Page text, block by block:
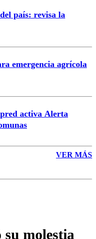
país: revisa la
emergencia agrícola
activa Alerta
VER MÁS
su molestia